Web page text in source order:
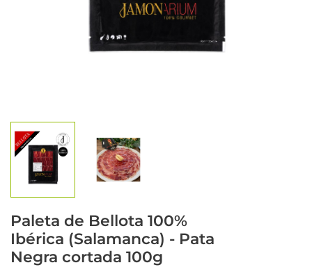
Paleta de Bellota 100%
Ibérica (Salamanca) - Pata
Negra cortada 100g